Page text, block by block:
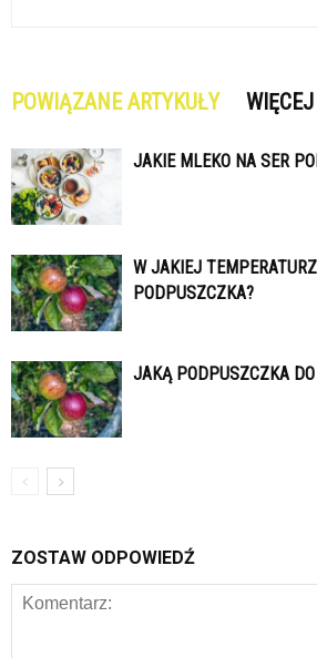
POWIĄZANE ARTYKUŁY
JAKIE MLEKO NA SER
W JAKIEJ
PODPUSZCZKA?
JAKĄ PODPUSZCZKA
ZOSTAW ODPOWIEDŹ